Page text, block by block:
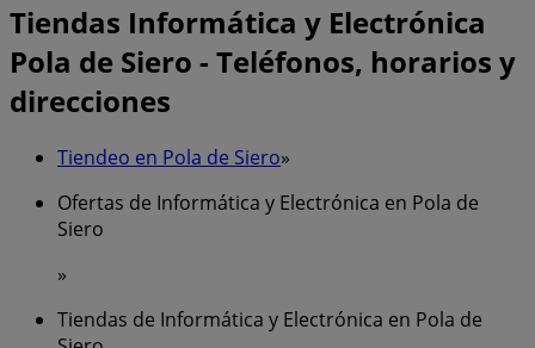
Tiendas Informática y Electrónica
Pola de Siero - Teléfonos, horarios y
direcciones
Tiendeo en Pola de Siero»
Ofertas de Informática y Electrónica en Pola de
Siero
»
Tiendas de Informática y Electrónica en Pola de